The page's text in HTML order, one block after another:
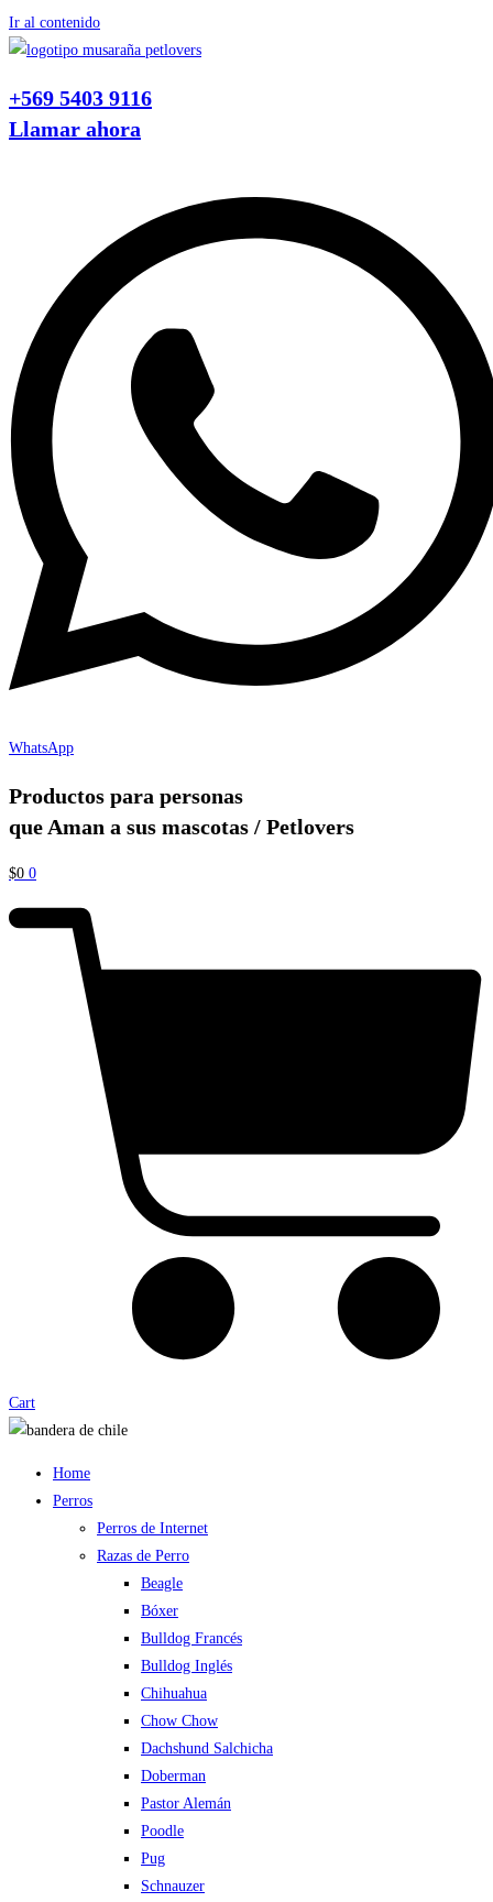
Ir al contenido
+569 5403 9116
Llamar ahora
WhatsApp
Productos para personas
que Aman a sus mascotas / Petlovers
$0 0
Cart
Home
Perros
Perros de Internet
Razas de Perro
Beagle
Bóxer
Bulldog Francés
Bulldog Inglés
Chihuahua
Chow Chow
Dachshund Salchicha
Doberman
Pastor Alemán
Poodle
Pug
Schnauzer